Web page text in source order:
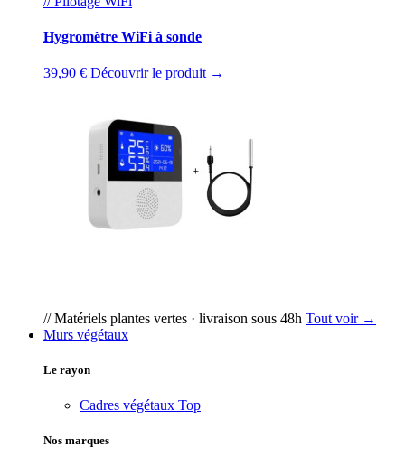
Hygromètre WiFi à sonde
39,90 € Découvrir le produit →
// Matériels plantes vertes · livraison sous 48h Tout voir →
Murs végétaux
Le rayon
Cadres végétaux Top
Nos marques